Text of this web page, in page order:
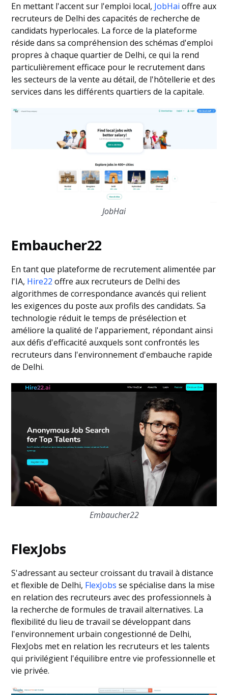
En mettant l'accent sur l'emploi local, JobHai offre aux
recruteurs de Delhi des capacités de recherche de
candidats hyperlocales. La force de la plateforme
réside dans sa compréhension des schémas d'emploi
propres à chaque quartier de Delhi, ce qui la rend
particulièrement efficace pour le recrutement dans
les secteurs de la vente au détail, de l'hôtellerie et des
services dans les différents quartiers de la capitale.
JobHai
Embaucher22
En tant que plateforme de recrutement alimentée par
l'IA, Hire22 offre aux recruteurs de Delhi des
algorithmes de correspondance avancés qui relient
les exigences du poste aux profils des candidats. Sa
technologie réduit le temps de présélection et
améliore la qualité de l'appariement, répondant ainsi
aux défis d'efficacité auxquels sont confrontés les
recruteurs dans l'environnement d'embauche rapide
de Delhi.
Embaucher22
FlexJobs
S'adressant au secteur croissant du travail à distance
et flexible de Delhi, FlexJobs se spécialise dans la mise
en relation des recruteurs avec des professionnels à
la recherche de formules de travail alternatives. La
flexibilité du lieu de travail se développant dans
l'environnement urbain congestionné de Delhi,
FlexJobs met en relation les recruteurs et les talents
qui privilégient l'équilibre entre vie professionnelle et
vie privée.